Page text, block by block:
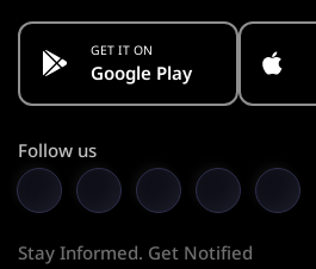
GET IT ON
Google Play
Follow us
Stay Informed. Get Notified